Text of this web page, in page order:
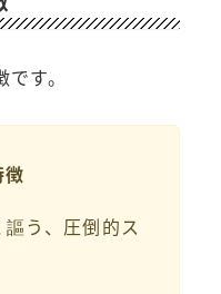
す。
謳う、圧倒的ス